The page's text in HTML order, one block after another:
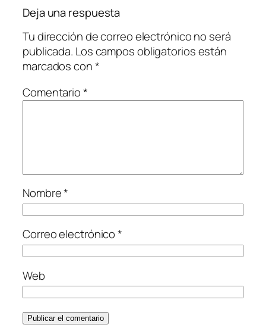
Deja una respuesta
Tu dirección de correo electrónico no será
publicada. Los campos obligatorios están
marcados con*
Comentario*
Nombre*
Correo electrónico*
Web